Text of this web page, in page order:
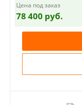
Цена под заказ
78 400 руб.